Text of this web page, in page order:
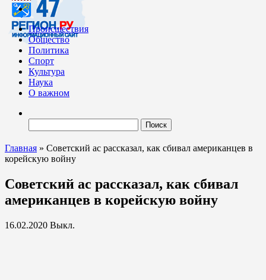
Происшествия
Общество
Политика
Спорт
Культура
Наука
О важном
Главная » Советский ас рассказал, как сбивал американцев в
корейскую войну
Советский ас рассказал, как сбивал
американцев в корейскую войну
16.02.2020 Выкл.